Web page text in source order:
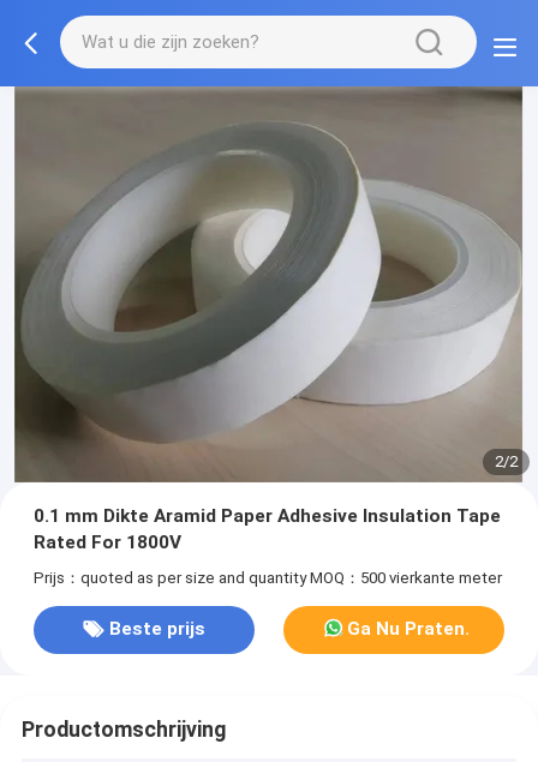
2/2
0.1 mm Dikte Aramid Paper Adhesive Insulation Tape
Rated For 1800V
Prijs：quoted as per size and quantity MOQ：500 vierkante meter
Beste prijs Ga Nu Praten.
Productomschrijving